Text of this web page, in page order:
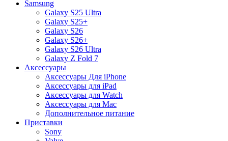
Samsung
Galaxy S25 Ultra
Galaxy S25+
Galaxy S26
Galaxy S26+
Galaxy S26 Ultra
Galaxy Z Fold 7
Аксессуары
Аксессуары Для iPhone
Аксессуары для iPad
Аксессуары для Watch
Аксессуары для Mac
Дополнительное питание
Приставки
Sony